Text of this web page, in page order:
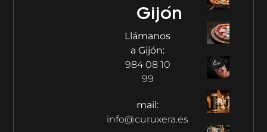
Gijón
Llámanos
a Gijón:
984 08 10
99
mail:
info@curuxera.es